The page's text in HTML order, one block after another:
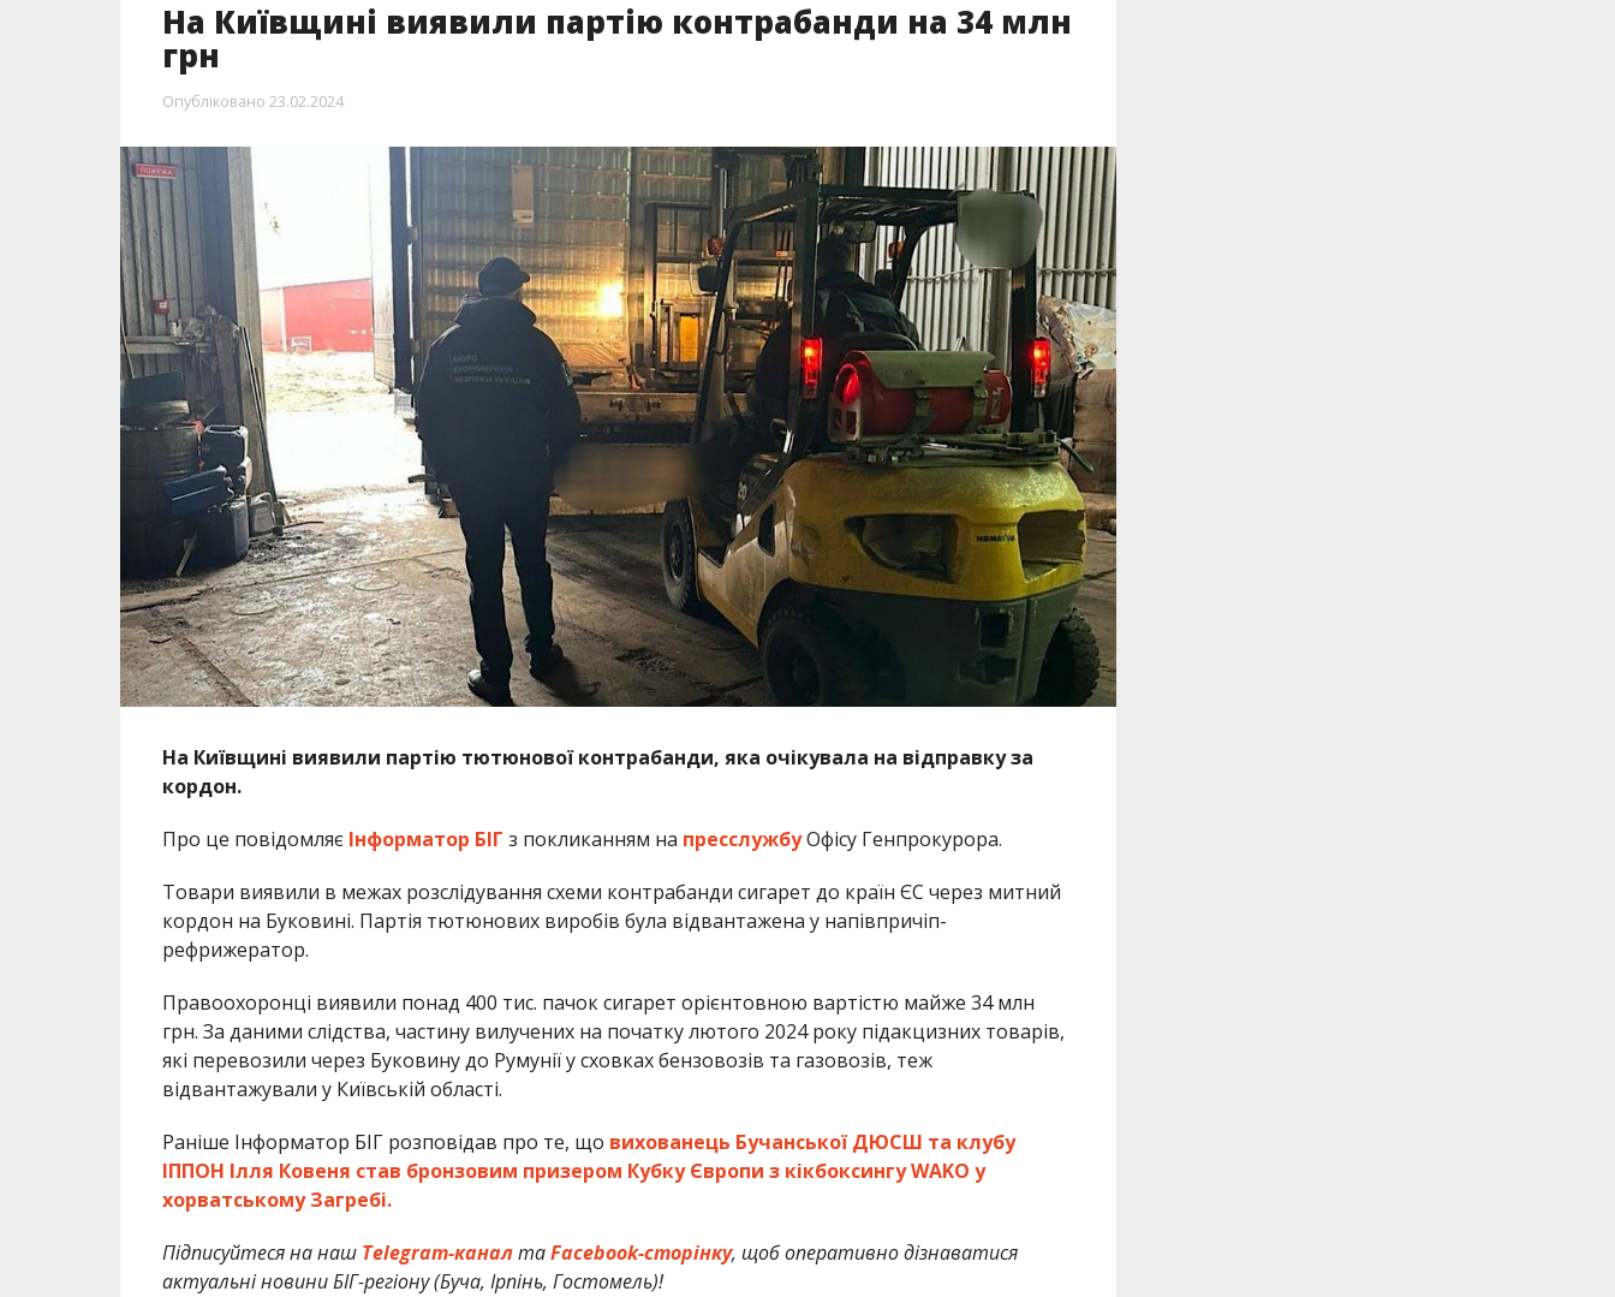
На Київщині виявили партію контрабанди на 34 млн
грн
Опубліковано 23.02.2024
На Київщині виявили партію тютюнової контрабанди, яка очікувала на відправку за
кордон.
Про це повідомляє Інформатор БІГ з покликанням на пресслужбуОфісу Генпрокурора.
Товари виявили в межах розслідування схеми контрабанди сигарет до країн ЄС через митний
кордон на Буковині. Партія тютюнових виробів була відвантажена у напівпричіп-
рефрижератор.
Правоохоронці виявили понад 400 тис. пачок сигарет орієнтовною вартістю майже 34 млн
грн. За даними слідства, частину вилучених на початку лютого 2024 року підакцизних товарів,
які перевозили через Буковину до Румунії у сховках бензовозів та газовозів, теж
відвантажували у Київській області.
Раніше Інформатор БІГ розповідав про те, що вихованець Бучанської ДЮСШ та клубу
ІППОН Ілля Ковеня став бронзовим призером Кубку Європи з кікбоксингу WAKO у
хорватському Загребі.
Підписуйтеся на наш Telegram-каналтаFacebook-сторінку, щоб оперативно дізнаватися
актуальні новини БІГ-регіону (Буча, Ірпінь, Гостомель)!